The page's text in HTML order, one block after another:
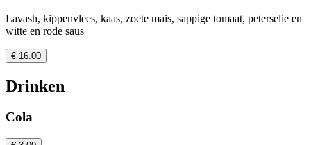
Lavash, kippenvlees, kaas, zoete mais, sappige tomaat, peterselie en
witte en rode saus
€ 16.00
Drinken
Cola